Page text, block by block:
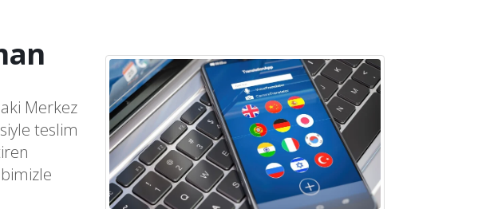
Merkez
teslim